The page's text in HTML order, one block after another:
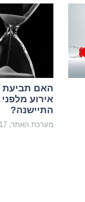
האם תביעת
התיישנה?
מערכת האתר, 19.02.2017